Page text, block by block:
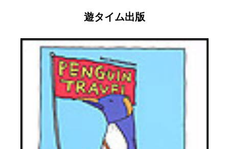
遊タイム出版